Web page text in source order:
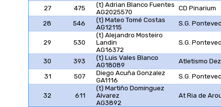
27 475
(t) Adrian Blanco Fuentes
AG2025570
CD Pinarium
28 546
(t) Mateo Tomé Costas
AG12115
S.G.
29 530
(t) Alejandro Mosteiro
Landin
AG16372
S.G.
30 393
(t) Luis Vales Blanco
AG18089
Atletismo
31 507
Diego Acuña Gonzalez
GA1116
S.G.
32 611
(t) Martiño Dominguez
Alvarez
AG3892
At Ria de